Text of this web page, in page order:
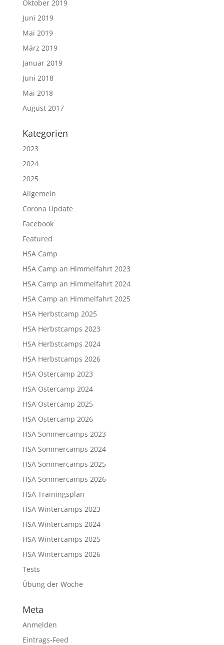
Oktober 2019
Juni 2019
Mai 2019
März 2019
Januar 2019
Juni 2018
Mai 2018
August 2017
Kategorien
2023
2024
2025
Allgemein
Corona Update
Facebook
Featured
HSA Camp
HSA Camp an Himmelfahrt 2023
HSA Camp an Himmelfahrt 2024
HSA Camp an Himmelfahrt 2025
HSA Herbstcamp 2025
HSA Herbstcamps 2023
HSA Herbstcamps 2024
HSA Herbstcamps 2026
HSA Ostercamp 2023
HSA Ostercamp 2024
HSA Ostercamp 2025
HSA Ostercamp 2026
HSA Sommercamps 2023
HSA Sommercamps 2024
HSA Sommercamps 2025
HSA Sommercamps 2026
HSA Trainingsplan
HSA Wintercamps 2023
HSA Wintercamps 2024
HSA Wintercamps 2025
HSA Wintercamps 2026
Tests
Übung der Woche
Meta
Anmelden
Eintrags-Feed